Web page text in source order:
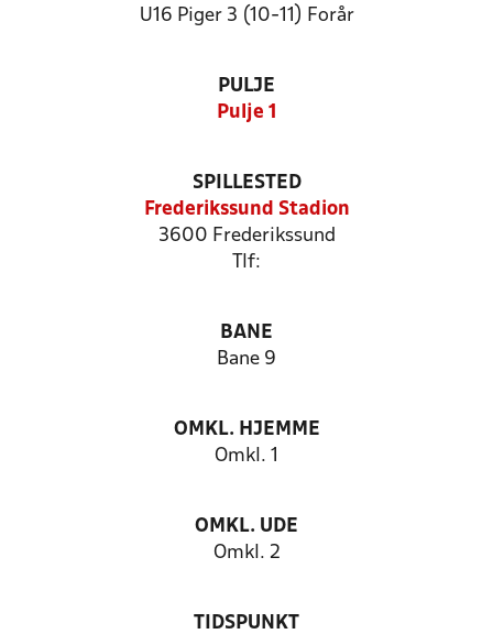
U16 Piger 3 (10-11) Forår
PULJE
Pulje 1
SPILLESTED
Frederikssund Stadion
3600 Frederikssund
Tlf:
BANE
Bane 9
OMKL. HJEMME
Omkl. 1
OMKL. UDE
Omkl. 2
TIDSPUNKT